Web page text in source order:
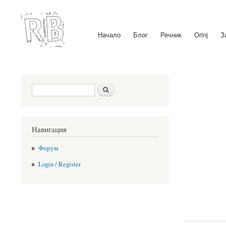
Main menu Начало Блог Речник Orinj
Search form
Навигация
Форум
Login / Register